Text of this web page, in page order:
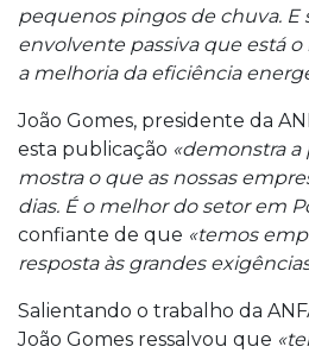
pequenos pingos de chuva. E
envolvente passiva que está
a melhoria da eficiência
João Gomes, presidente da
esta publicação «demonstra a
mostra o que as nossas
dias. É o melhor do setor em
confiante de que «temos
resposta às grandes
Salientando o trabalho da
João Gomes ressalvou que